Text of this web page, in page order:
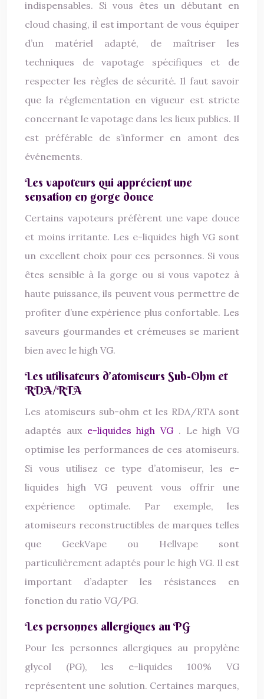
indispensables. Si vous êtes un débutant en
cloud chasing, il est important de vous équiper
d’un matériel adapté, de maîtriser les
techniques de vapotage spécifiques et de
respecter les règles de sécurité. Il faut savoir
que la réglementation en vigueur est stricte
concernant le vapotage dans les lieux publics. Il
est préférable de s’informer en amont des
événements.
Les vapoteurs qui apprécient une
sensation en gorge douce
Certains vapoteurs préfèrent une vape douce
et moins irritante. Les e-liquides high VG sont
un excellent choix pour ces personnes. Si vous
êtes sensible à la gorge ou si vous vapotez à
haute puissance, ils peuvent vous permettre de
profiter d’une expérience plus confortable. Les
saveurs gourmandes et crémeuses se marient
bien avec le high VG.
Les utilisateurs d’atomiseurs Sub-Ohm et
RDA/RTA
Les atomiseurs sub-ohm et les RDA/RTA sont
adaptés aux e-liquides high VG . Le high VG
optimise les performances de ces atomiseurs.
Si vous utilisez ce type d’atomiseur, les e-
liquides high VG peuvent vous offrir une
expérience optimale. Par exemple, les
atomiseurs reconstructibles de marques telles
que GeekVape ou Hellvape sont
particulièrement adaptés pour le high VG. Il est
important d’adapter les résistances en
fonction du ratio VG/PG.
Les personnes allergiques au PG
Pour les personnes allergiques au propylène
glycol (PG), les e-liquides 100% VG
représentent une solution. Certaines marques,